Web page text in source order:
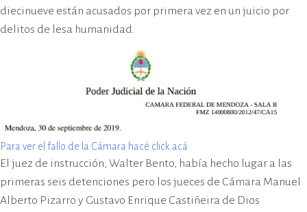
diecinueve están acusados por primera vez en un juicio por
delitos de lesa humanidad.
Para ver el fallo de la Cámara hacé click acá
El juez de instrucción, Walter Bento, había hecho lugar a las
primeras seis detenciones pero los jueces de Cámara Manuel
Alberto Pizarro y Gustavo Enrique Castiñeira de Dios